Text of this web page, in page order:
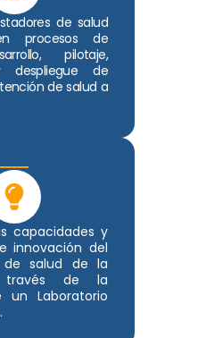
de salud
procesos de
pilotaje,
despliegue de
de salud a
capacidades y
innovación del
de salud de la
de la
un Laboratorio